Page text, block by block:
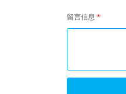
留言信息 *